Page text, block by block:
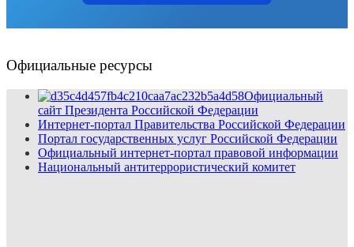
Официальные ресурсы
Официальный
сайт Президента Российской Федерации
Интернет-портал Правительства Российской Федерации
Портал государственных услуг Российской Федерации
Официальный интернет-портал правовой информации
Национальный антитеррористический комитет